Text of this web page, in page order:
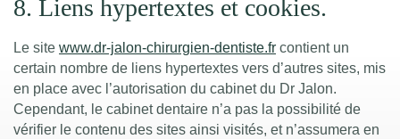
8. Liens hypertextes et cookies.
Le site www.dr-jalon-chirurgien-dentiste.fr contient un
certain nombre de liens hypertextes vers d’autres sites, mis
en place avec l’autorisation du cabinet du Dr Jalon.
Cependant, le cabinet dentaire n’a pas la possibilité de
vérifier le contenu des sites ainsi visités, et n’assumera en